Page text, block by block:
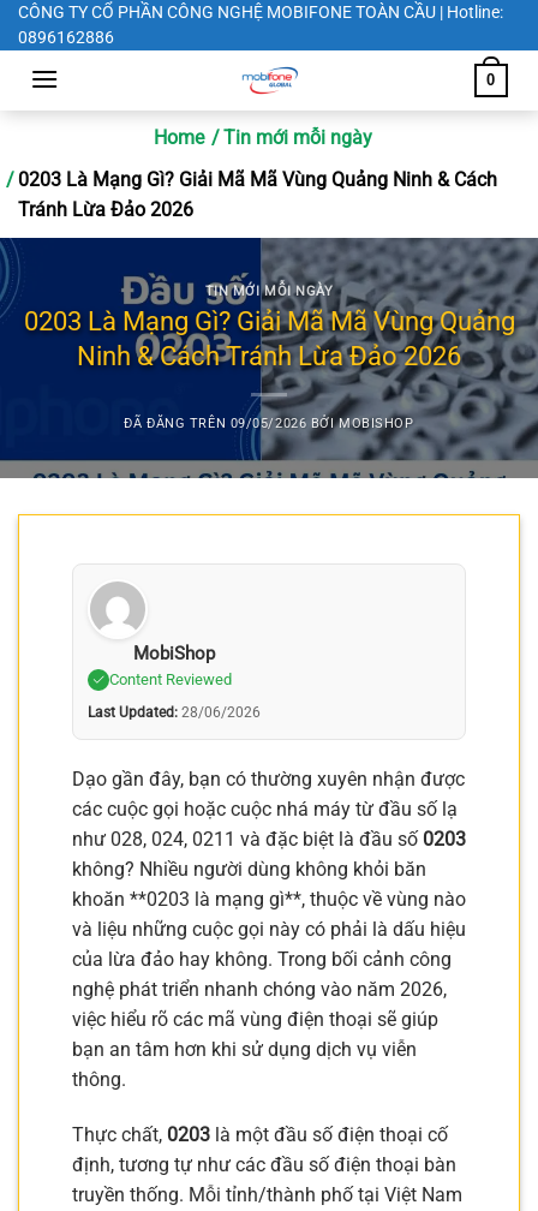
Chuyển
đến
CÔNG TY CỔ PHẦN CÔNG NGHỆ MOBIFONE TOÀN CẦU | Hotline:
0896162886
0
Home
Tin mới mỗi ngày
0203 Là Mạng Gì? Giải Mã Mã Vùng Quảng Ninh & Cách
Tránh Lừa Đảo 2026
TIN MỚI MỖI NGÀY
0203 Là Mạng Gì? Giải Mã Mã Vùng Quảng
Ninh & Cách Tránh Lừa Đảo 2026
ĐÃ ĐĂNG TRÊN 09/05/2026 BỞIMOBISHOP
MobiShop
Content Reviewed
Last Updated: 28/06/2026
Dạo gần đây, bạn có thường xuyên nhận được
các cuộc gọi hoặc cuộc nhá máy từ đầu số lạ
như 028, 024, 0211 và đặc biệt là đầu số 0203
không? Nhiều người dùng không khỏi băn
khoăn **0203 là mạng gì**, thuộc về vùng nào
và liệu những cuộc gọi này có phải là dấu hiệu
của lừa đảo hay không. Trong bối cảnh công
nghệ phát triển nhanh chóng vào năm 2026,
việc hiểu rõ các mã vùng điện thoại sẽ giúp
bạn an tâm hơn khi sử dụng dịch vụ viễn
thông.
Thực chất, 0203 là một đầu số điện thoại cố
định, tương tự như các đầu số điện thoại bàn
truyền thống. Mỗi tỉnh/thành phố tại Việt Nam